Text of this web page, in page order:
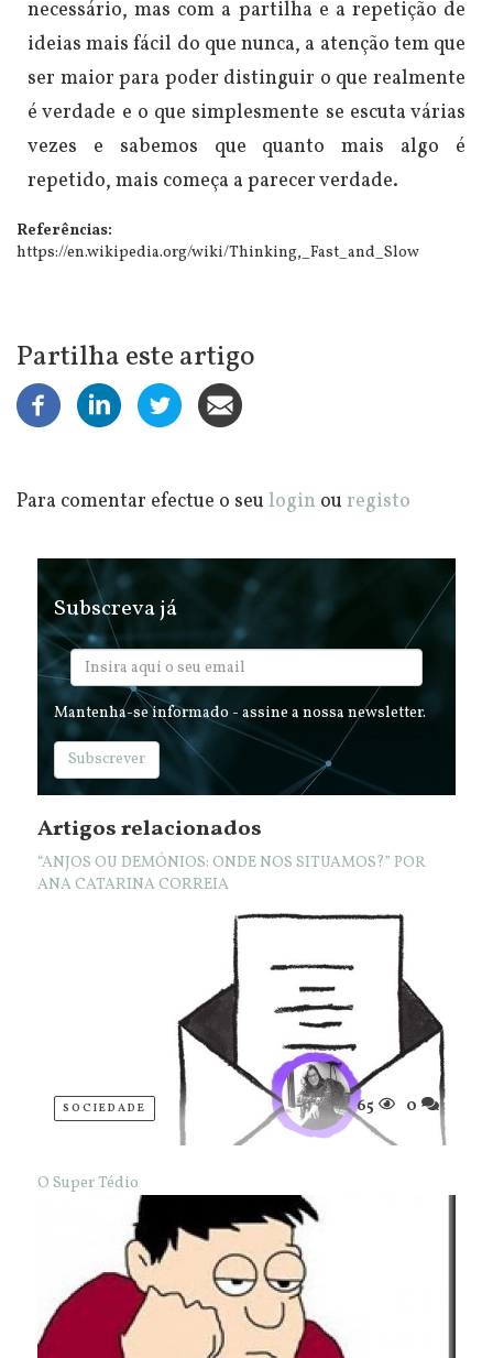
necessário, mas com a partilha e a repetição de
ideias mais fácil do que nunca, a atenção tem que
ser maior para poder distinguir o que realmente
é verdade e o que simplesmente se escuta várias
vezes e sabemos que quanto mais algo é
repetido, mais começa a parecer verdade.
Referências:
https://en.wikipedia.org/wiki/Thinking,_Fast_and_Slow
Partilha este artigo
Para comentar efectue o seu login ou registo
Subscreva já
Mantenha-se informado - assine a nossa newsletter.
Subscrever
Artigos relacionados
“ANJOS OU DEMÓNIOS: ONDE NOS SITUAMOS?” POR
ANA CATARINA CORREIA
SOCIEDADE 65 0
O Super Tédio